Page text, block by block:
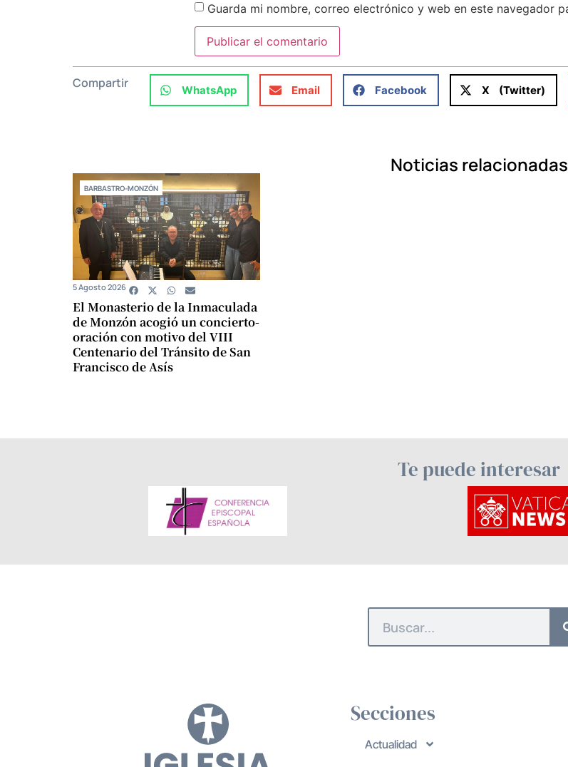
Guarda mi nombre, correo electrónico y web en este navegador
Compartir WhatsApp Email Facebook X (Twitter)
Noticias relacionadas
BARBASTRO-MONZÓN
El Monasterio de la Inmaculada
de Monzón acogió un concierto-
oración con motivo del VIII
Centenario del Tránsito de San
Francisco de Asís
5 Agosto 2026
Te puede interesar
Secciones
Actualidad